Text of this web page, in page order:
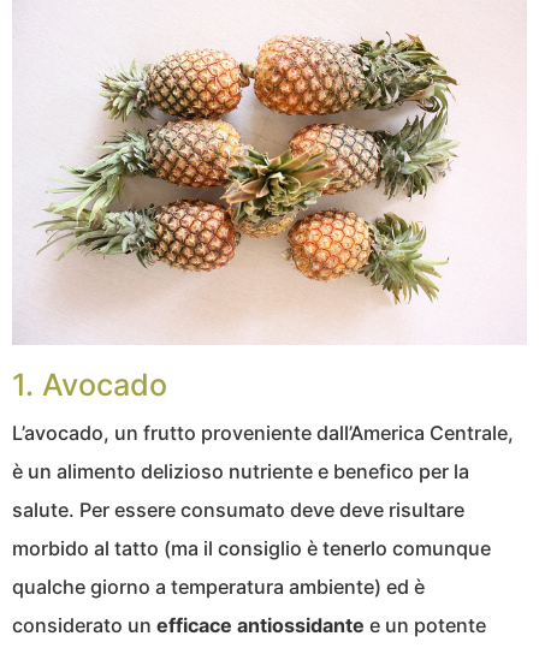
1. Avocado
L’avocado, un frutto proveniente dall’America Centrale,
è un alimento delizioso nutriente e benefico per la
salute. Per essere consumato deve deve risultare
morbido al tatto (ma il consiglio è tenerlo comunque
qualche giorno a temperatura ambiente) ed è
considerato un efficace antiossidante e un potente